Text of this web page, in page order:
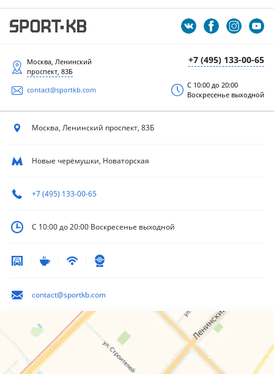
+7 (495) 133-00-65
Москва, Ленинский
проспект, 83Б
contact@sportkb.com
С 10:00 до 20:00
Воскресенье выходной
Москва, Ленинский проспект, 83Б
Новые черёмушки, Новаторская
+7 (495) 133-00-65
С 10:00 до 20:00 Воскресенье выходной
contact@sportkb.com